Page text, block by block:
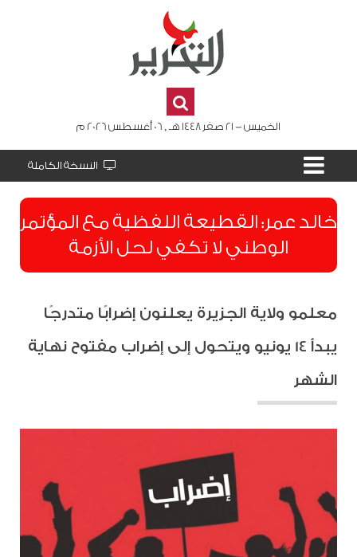
الخميس - 21 صفر 1448 هـ , 06 أغسطس 2026 م
النسخة الكاملة
​خالد عمر: القطيعة اللفظية مع المؤتمر
الوطني لا تكفي لحل الأزمة
معلمو ولاية الجزيرة يعلنون إضرابًا متدرجًا
يبدأ 14 يونيو ويتحول إلى إضراب مفتوح نهاية
الشهر